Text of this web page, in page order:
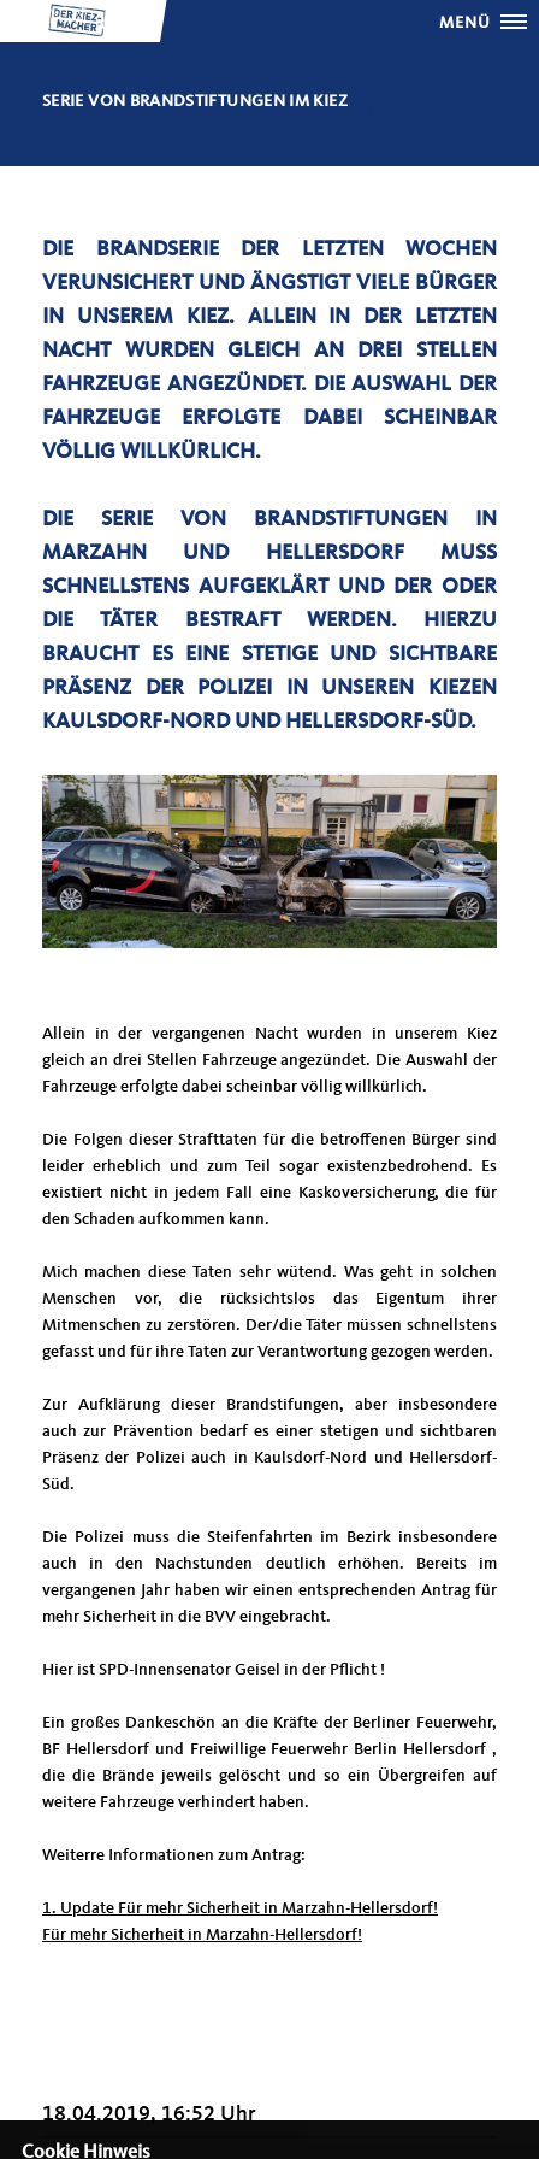
MENÜ
SERIE VON BRANDSTIFTUNGEN IM KIEZ
DIE BRANDSERIE DER LETZTEN WOCHEN
VERUNSICHERT UND ÄNGSTIGT VIELE BÜRGER
IN UNSEREM KIEZ. ALLEIN IN DER LETZTEN
NACHT WURDEN GLEICH AN DREI STELLEN
FAHRZEUGE ANGEZÜNDET. DIE AUSWAHL DER
FAHRZEUGE ERFOLGTE DABEI SCHEINBAR
VÖLLIG WILLKÜRLICH.
DIE SERIE VON BRANDSTIFTUNGEN IN
MARZAHN UND HELLERSDORF MUSS
SCHNELLSTENS AUFGEKLÄRT UND DER ODER
DIE TÄTER BESTRAFT WERDEN. HIERZU
BRAUCHT ES EINE STETIGE UND SICHTBARE
PRÄSENZ DER POLIZEI IN UNSEREN KIEZEN
KAULSDORF-NORD UND HELLERSDORF-SÜD.
Allein in der vergangenen Nacht wurden in unserem Kiez
gleich an drei Stellen Fahrzeuge angezündet. Die Auswahl der
Fahrzeuge erfolgte dabei scheinbar völlig willkürlich.
Die Folgen dieser Strafttaten für die betroffenen Bürger sind
leider erheblich und zum Teil sogar existenzbedrohend. Es
existiert nicht in jedem Fall eine Kaskoversicherung, die für
den Schaden aufkommen kann.
Mich machen diese Taten sehr wütend. Was geht in solchen
Menschen vor, die rücksichtslos das Eigentum ihrer
Mitmenschen zu zerstören. Der/die Täter müssen schnellstens
gefasst und für ihre Taten zur Verantwortung gezogen werden.
Zur Aufklärung dieser Brandstifungen, aber insbesondere
auch zur Prävention bedarf es einer stetigen und sichtbaren
Präsenz der Polizei auch in Kaulsdorf-Nord und Hellersdorf-
Süd.
Die Polizei muss die Steifenfahrten im Bezirk insbesondere
auch in den Nachstunden deutlich erhöhen. Bereits im
vergangenen Jahr haben wir einen entsprechenden Antrag für
mehr Sicherheit in die BVV eingebracht.
Hier ist SPD-Innensenator Geisel in der Pflicht !
Ein großes Dankeschön an die Kräfte der Berliner Feuerwehr,
BF Hellersdorf und Freiwillige Feuerwehr Berlin Hellersdorf ,
die die Brände jeweils gelöscht und so ein Übergreifen auf
weitere Fahrzeuge verhindert haben.
Weiterre Informationen zum Antrag:
1. Update Für mehr Sicherheit in Marzahn-Hellersdorf!
Für mehr Sicherheit in Marzahn-Hellersdorf!
18.04.2019, 16:52 Uhr
Cookie Hinweis